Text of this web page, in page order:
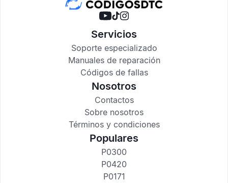
Servicios
Soporte especializado
Manuales de reparación
Códigos de fallas
Nosotros
Contactos
Sobre nosotros
Términos y condiciones
Populares
P0300
P0420
P0171